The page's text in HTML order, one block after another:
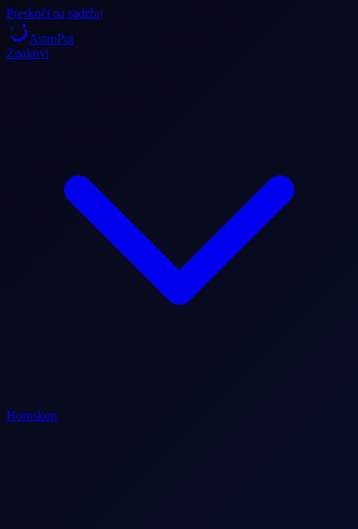
Preskoči na sadržaj
AstroPut
Znakovi
Horoskop